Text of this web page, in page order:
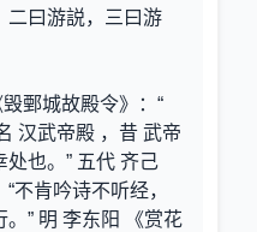
二曰游説，三曰游
鄄城故殿令》：“
汉武帝殿 ，昔 武帝
也。” 五代 齐己
“不肯吟诗不听经，
” 明 李东阳 《赏花